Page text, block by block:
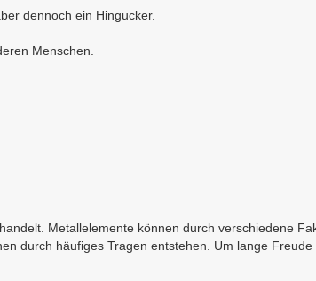
dennoch ein Hingucker.
Menschen.
Metallelemente können durch verschiedene
durch häufiges Tragen entstehen. Um lange